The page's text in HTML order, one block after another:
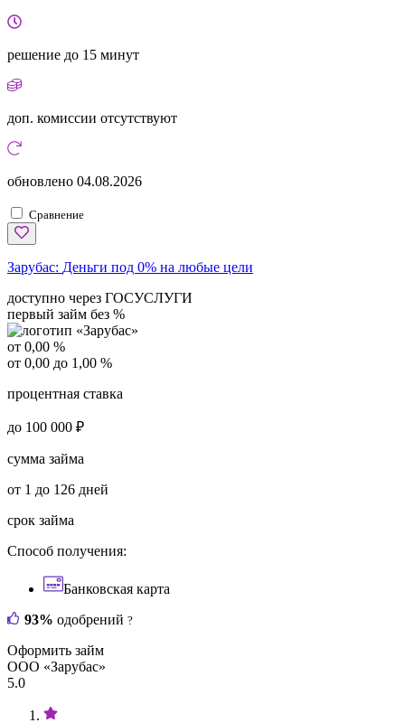
решение до 15 минут
доп. комиссии отсутствуют
обновлено 04.08.2026
Сравнение
Зарубас: Деньги под 0% на любые цели
доступно через ГОСУСЛУГИ
первый займ без %
от 0,00 %
от 0,00 до 1,00 %
процентная ставка
до 100 000 ₽
сумма займа
от 1 до 126 дней
срок займа
Способ получения:
Банковская карта
93% одобрений ?
Оформить займ
ООО «Зарубас»
5.0